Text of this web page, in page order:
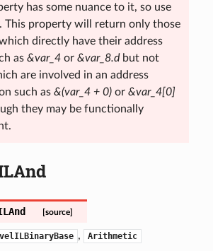
has some nuance to it, so use
This property will return only those
directly have their address
as &var_4or &var_8.dbut not
are involved in an address
such as &(var_4 + 0)or &var_4[0]
they may be functionally
[source]
, Arithmetic